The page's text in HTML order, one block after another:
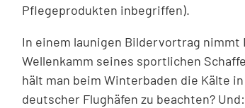
Pflegeprodukten inbegriffen).
In einem launigen Bildervortrag
Wellenkamm seines sportlichen
hält man beim Winterbaden die Kälte
deutscher Flughäfen zu beachten?